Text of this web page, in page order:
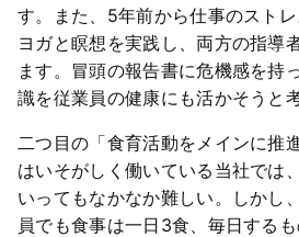
す。また、5年前から仕事のスト
ヨガと瞑想を実践し、両方の指導
ます。冒頭の報告書に危機感を持
識を従業員の健康にも活かそうと
二つ目の「食育活動をメインに推
はいそがしく働いている当社では
いってもなかなか難しい。しかし
員でも食事は一日3食、毎日する